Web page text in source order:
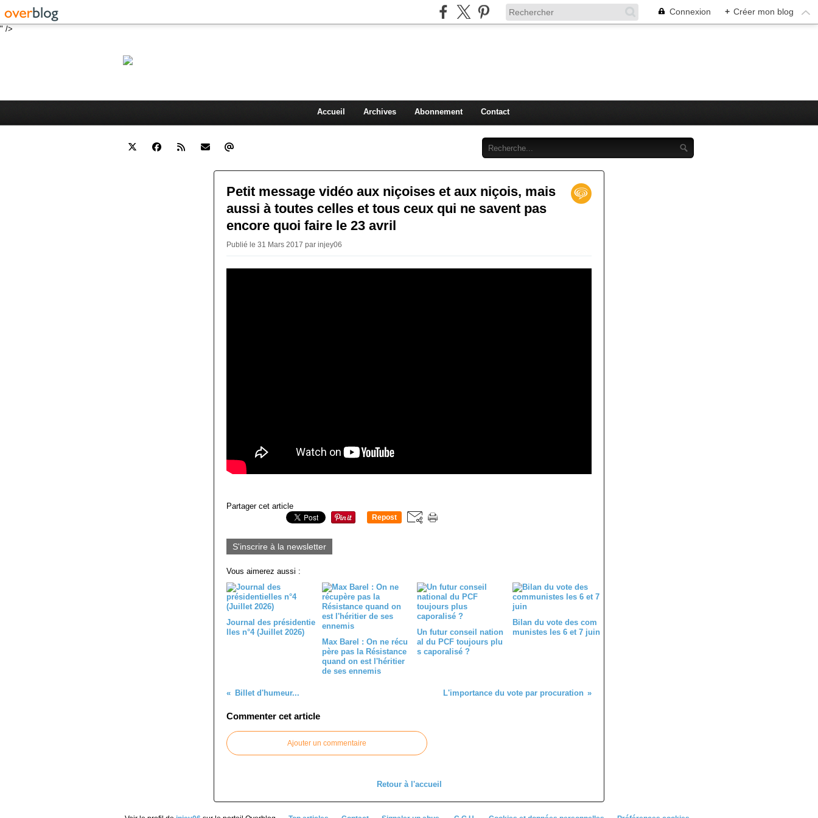
" />
Connexion + Créer mon blog
Accueil Archives Abonnement Contact
Petit message vidéo aux niçoises et aux niçois, mais
aussi à toutes celles et tous ceux qui ne savent pas
encore quoi faire le 23 avril
Publié le 31 Mars 2017 par injey06
Partager cet article
Repost
S'inscrire à la newsletter
Vous aimerez aussi :
Journal des présidentie
lles n°4 (Juillet 2026)
Max Barel : On ne récu
père pas la Résistance
quand on est l'héritier
de ses ennemis
Un futur conseil nation
al du PCF toujours plu
s caporalisé ?
Bilan du vote des com
munistes les 6 et 7 juin
Billet d'humeur... L'importance du vote par procuration
Commenter cet article
Ajouter un commentaire
Retour à l'accueil